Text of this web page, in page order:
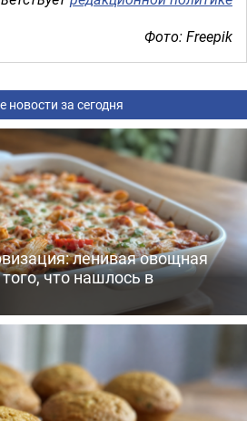
Фото: Freepik
новости за сегодня
ленивая овощная
что нашлось в